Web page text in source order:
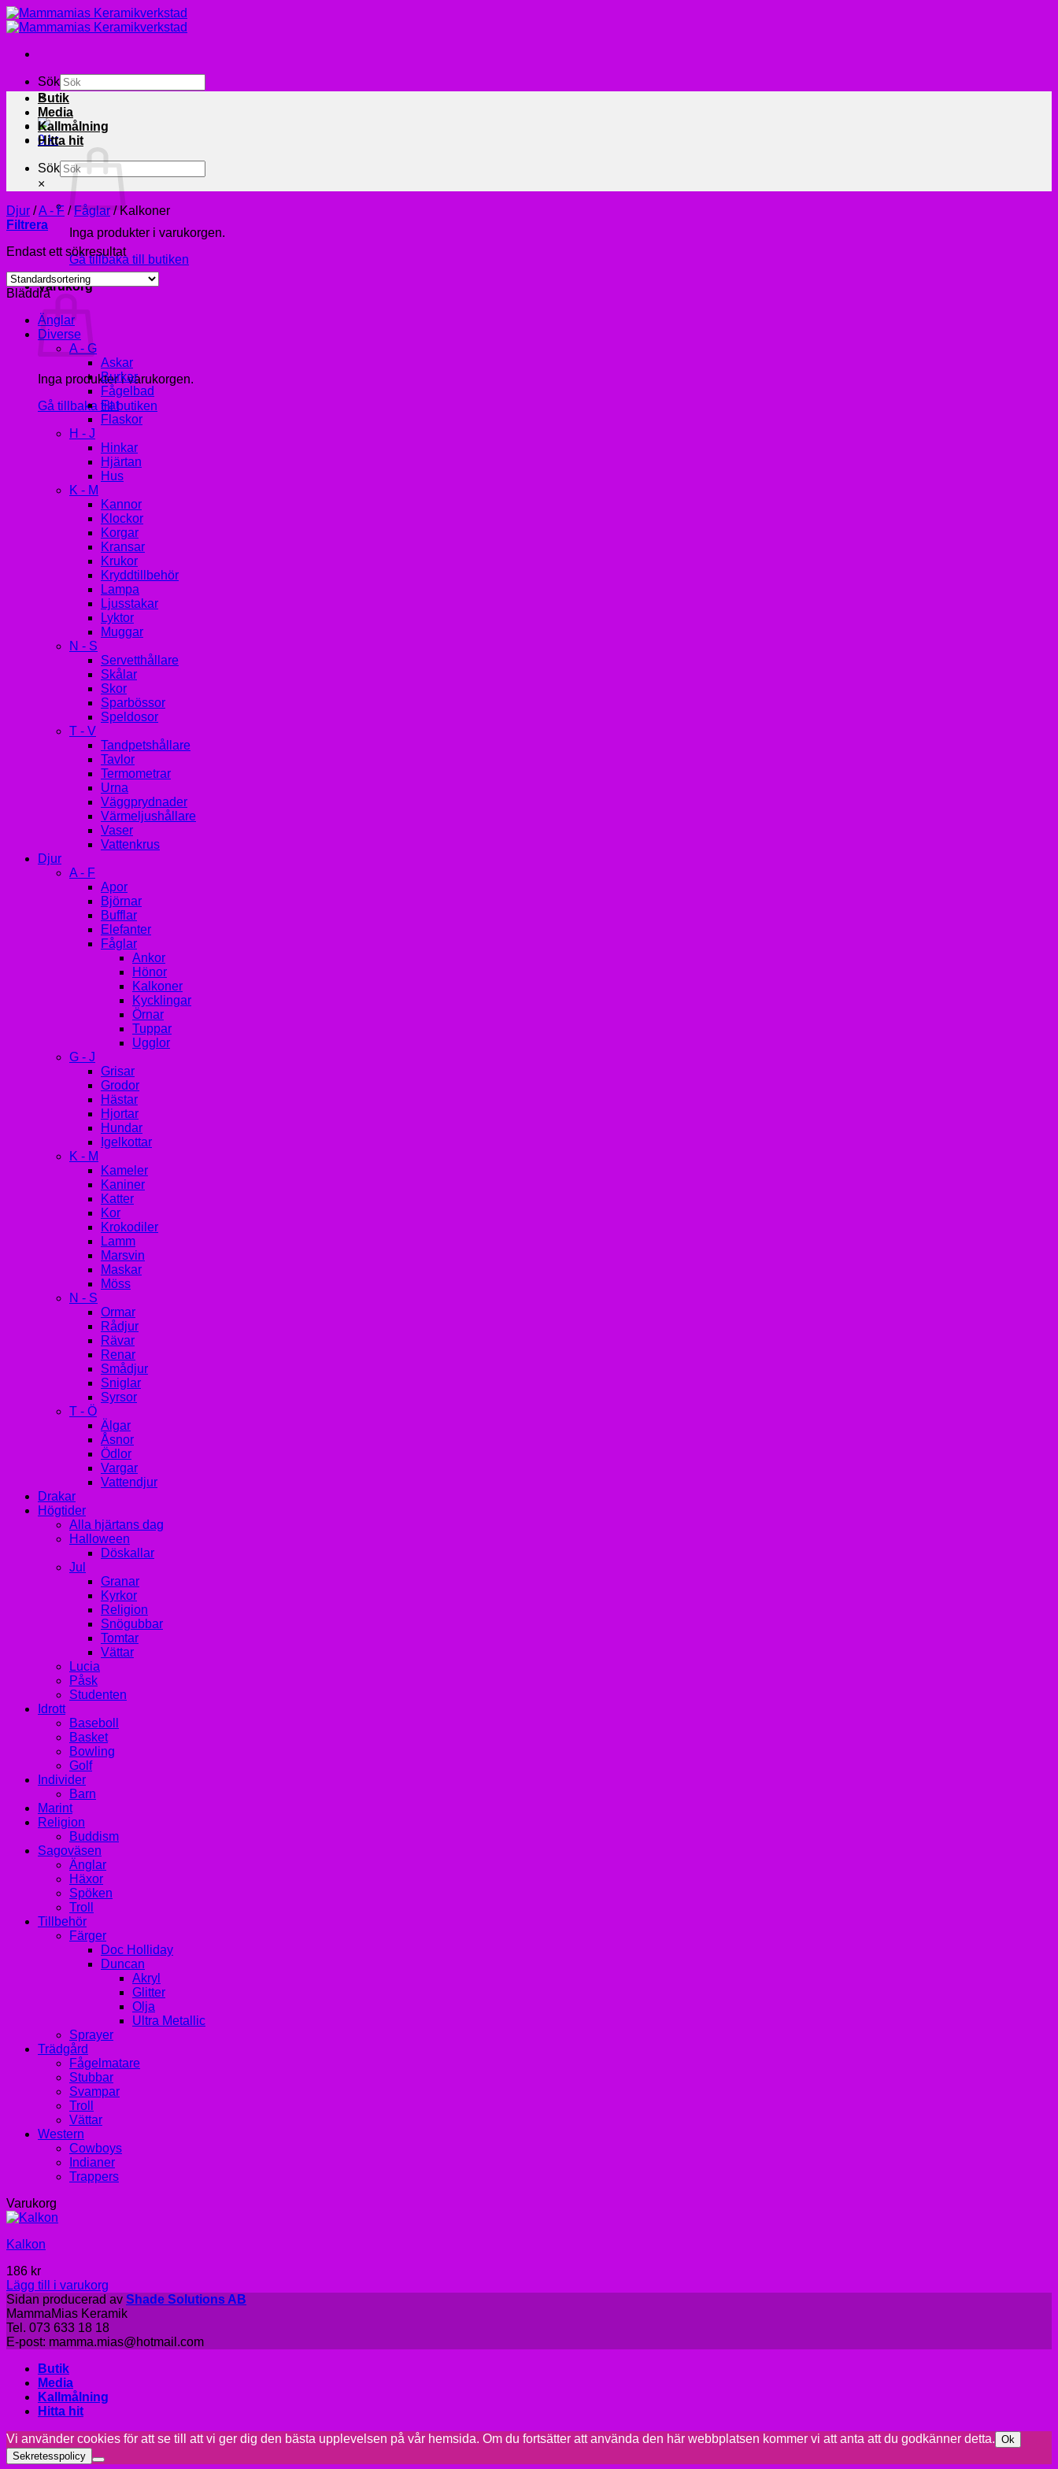
Skip
to
Sök
×
0kr
Inga produkter i varukorgen.
Gå tillbaka till butiken
Varukorg
Inga produkter i varukorgen.
Gå tillbaka till butiken
Butik
Media
Kallmålning
Hitta hit
Sök
×
Djur /A - F / Fåglar /Kalkoner
Filtrera
Endast ett sökresultat
Bläddra
Änglar
Diverse
A - G
Askar
Burkar
Fågelbad
Fat
Flaskor
H - J
Hinkar
Hjärtan
Hus
K - M
Kannor
Klockor
Korgar
Kransar
Krukor
Kryddtillbehör
Lampa
Ljusstakar
Lyktor
Muggar
N - S
Servetthållare
Skålar
Skor
Sparbössor
Speldosor
T - V
Tandpetshållare
Tavlor
Termometrar
Urna
Väggprydnader
Värmeljushållare
Vaser
Vattenkrus
Djur
A - F
Apor
Björnar
Bufflar
Elefanter
Fåglar
Ankor
Hönor
Kalkoner
Kycklingar
Örnar
Tuppar
Ugglor
G - J
Grisar
Grodor
Hästar
Hjortar
Hundar
Igelkottar
K - M
Kameler
Kaniner
Katter
Kor
Krokodiler
Lamm
Marsvin
Maskar
Möss
N - S
Ormar
Rådjur
Rävar
Renar
Smådjur
Sniglar
Syrsor
T - Ö
Älgar
Åsnor
Ödlor
Vargar
Vattendjur
Drakar
Högtider
Alla hjärtans dag
Halloween
Döskallar
Jul
Granar
Kyrkor
Religion
Snögubbar
Tomtar
Vättar
Lucia
Påsk
Studenten
Idrott
Baseboll
Basket
Bowling
Golf
Individer
Barn
Marint
Religion
Buddism
Sagoväsen
Änglar
Häxor
Spöken
Troll
Tillbehör
Färger
Doc Holliday
Duncan
Akryl
Glitter
Olja
Ultra Metallic
Sprayer
Trädgård
Fågelmatare
Stubbar
Svampar
Troll
Vättar
Western
Cowboys
Indianer
Trappers
Varukorg
Kalkon
186 kr
Lägg till i varukorg
Sidan producerad av Shade Solutions AB
MammaMias Keramik
Tel. 073 633 18 18
E-post: mamma.mias@hotmail.com
Butik
Media
Kallmålning
Hitta hit
Vi använder cookies för att se till att vi ger dig den bästa upplevelsen på vår hemsida. Om du fortsätter att använda den här webbplatsen kommer vi att anta att du godkänner detta. Ok
Sekretesspolicy